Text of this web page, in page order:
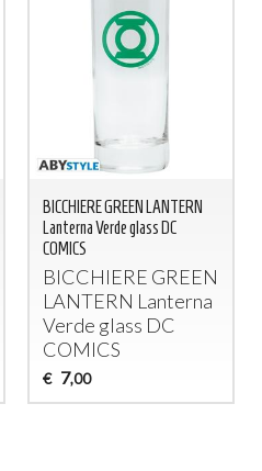
BICCHIERE GREEN LANTERN
Lanterna Verde glass DC
COMICS
BICCHIERE GREEN
LANTERN Lanterna
Verde glass DC
COMICS
€ 7,00